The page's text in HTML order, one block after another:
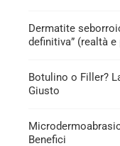
Dermatite
definitiva” (realtà
Botulino o Filler?
Giusto
Benefici